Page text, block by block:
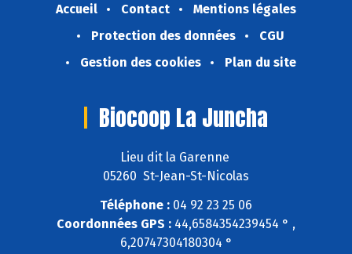
Accueil Contact
Mentions légales
Protection des données
CGU
Gestion des cookies
Plan du site
Biocoop La Juncha
Lieu dit la Garenne
05260 St-Jean-St-Nicolas
Téléphone : 04 92 23 25 06
Coordonnées GPS : 44,6584354239454 ° ,
6,20747304180304 °